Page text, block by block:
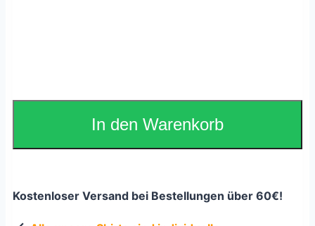
In den Warenkorb
Kostenloser Versand bei Bestellungen über 60€!